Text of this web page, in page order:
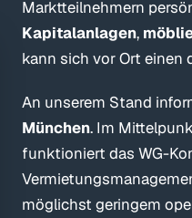
Marktteilnehmern
Kapitalanlagen,
kann sich vor Ort einen
An unserem Stand
München. Im
funktioniert das WG-
möglichst geringem